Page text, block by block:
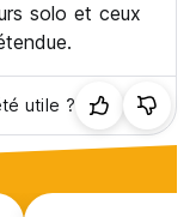
solo et ceux
utile ?